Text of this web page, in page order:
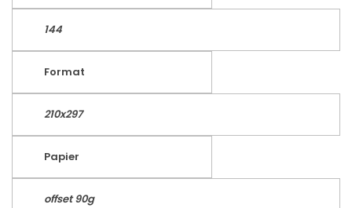
144
Format
210x297
Papier
offset 90g